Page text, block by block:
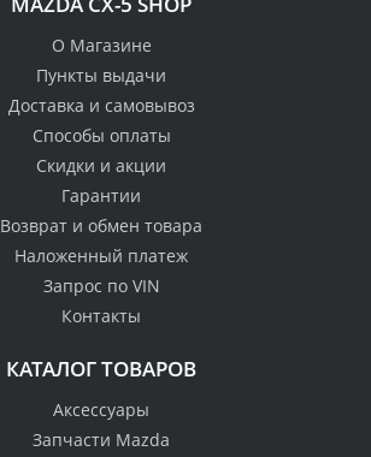
О Магазине
Пункты выдачи
Доставка и самовывоз
Способы оплаты
Скидки и акции
Гарантии
Возврат и обмен товара
Наложенный платеж
Запрос по VIN
Контакты
КАТАЛОГ ТОВАРОВ
Аксессуары
Запчасти Mazda